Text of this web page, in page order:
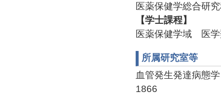
医薬保健学総合研
【学士課程】
医薬保健学域 医
所属研究室等
血管発生発達病態
1866